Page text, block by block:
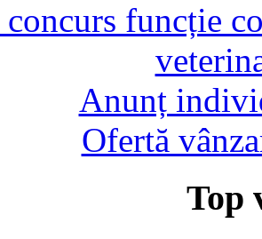
funcție
Anunț
Ofertă
Top